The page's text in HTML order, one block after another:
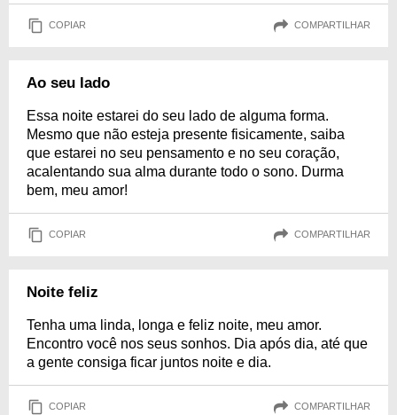
COPIAR COMPARTILHAR
Ao seu lado
Essa noite estarei do seu lado de alguma forma.
Mesmo que não esteja presente fisicamente, saiba
que estarei no seu pensamento e no seu coração,
acalentando sua alma durante todo o sono. Durma
bem, meu amor!
COPIAR COMPARTILHAR
Noite feliz
Tenha uma linda, longa e feliz noite, meu amor.
Encontro você nos seus sonhos. Dia após dia, até que
a gente consiga ficar juntos noite e dia.
COPIAR COMPARTILHAR